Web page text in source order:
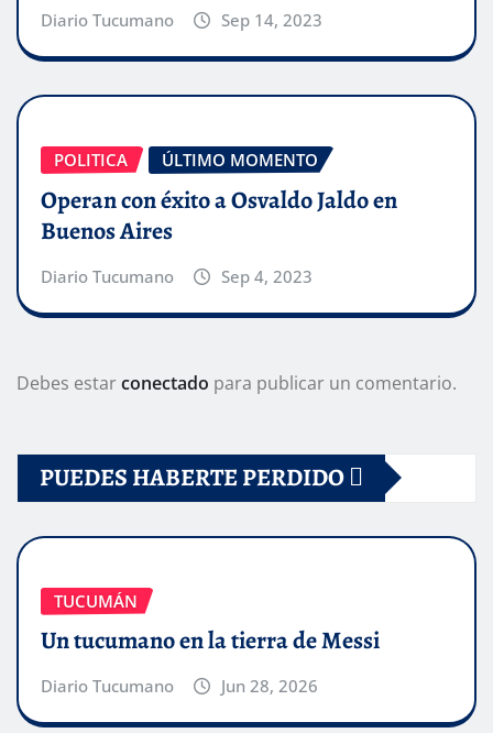
Diario Tucumano Sep 14, 2023
POLITICA ÚLTIMO MOMENTO
Operan con éxito a Osvaldo Jaldo en
Buenos Aires
Diario Tucumano Sep 4, 2023
Debes estarconectado para publicar un comentario.
PUEDES HABERTE PERDIDO
TUCUMÁN
Un tucumano en la tierra de Messi
Diario Tucumano Jun 28, 2026